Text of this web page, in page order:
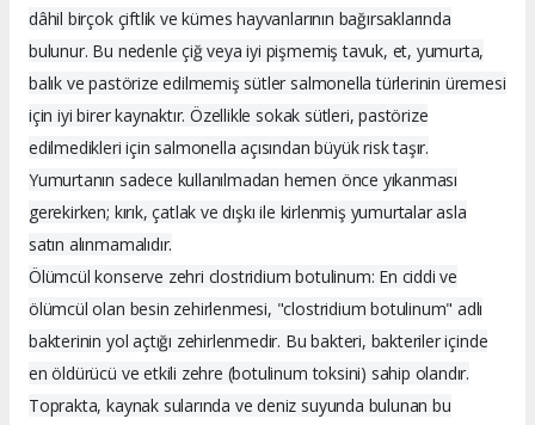
dâhil birçok çiftlik ve kümes hayvanlarının bağırsaklarında
bulunur. Bu nedenle çiğ veya iyi pişmemiş tavuk, et, yumurta,
balık ve pastörize edilmemiş sütler salmonella türlerinin üremesi
için iyi birer kaynaktır. Özellikle sokak sütleri, pastörize
edilmedikleri için salmonella açısından büyük risk taşır.
Yumurtanın sadece kullanılmadan hemen önce yıkanması
gerekirken; kırık, çatlak ve dışkı ile kirlenmiş yumurtalar asla
satın alınmamalıdır.
Ölümcül konserve zehri clostridium botulinum: En ciddi ve
ölümcül olan besin zehirlenmesi, "clostridium botulinum" adlı
bakterinin yol açtığı zehirlenmedir. Bu bakteri, bakteriler içinde
en öldürücü ve etkili zehre (botulinum toksini) sahip olandır.
Toprakta, kaynak sularında ve deniz suyunda bulunan bu